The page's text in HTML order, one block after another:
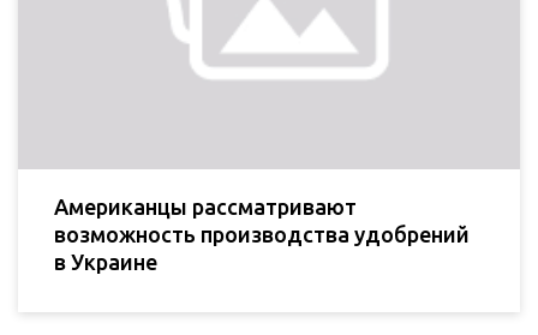
Американцы рассматривают
возможность производства удобрений
в Украине